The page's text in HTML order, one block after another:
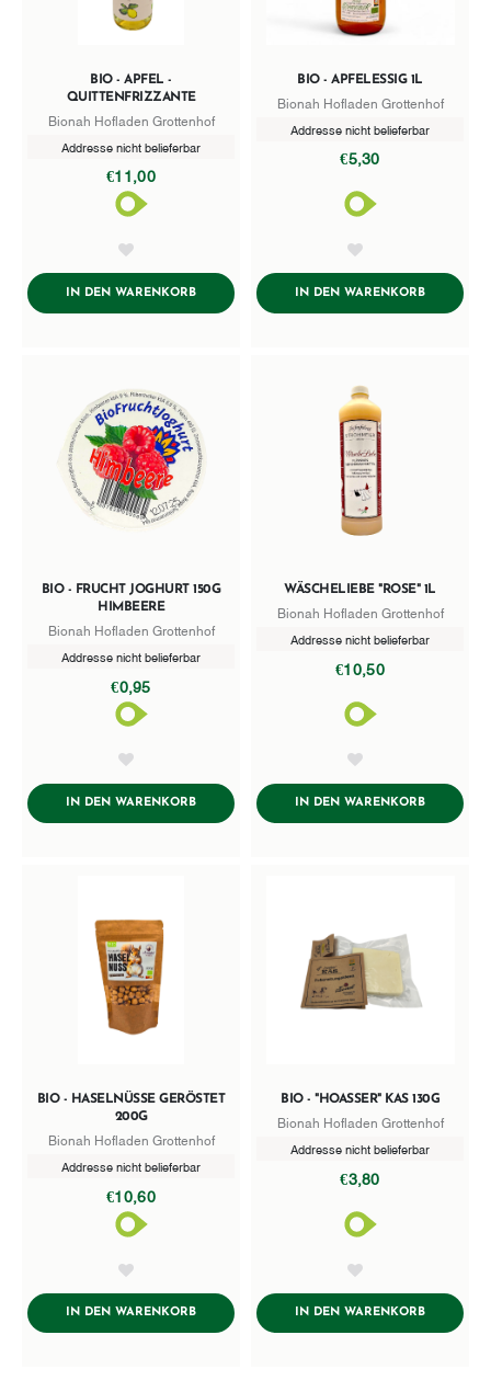
BIO - APFEL -
QUITTENFRIZZANTE
Bionah Hofladen Grottenhof
Addresse nicht belieferbar
€11,00
IN DEN WARENKORBADDTOCART
BIO - APFELESSIG 1L
Bionah Hofladen Grottenhof
Addresse nicht belieferbar
€5,30
IN DEN WARENKORB
BIO - FRUCHT JOGHURT 150G
HIMBEERE
Bionah Hofladen Grottenhof
Addresse nicht belieferbar
€0,95
IN DEN WARENKORBADDTOCART
WÄSCHELIEBE "ROSE" 1L
Bionah Hofladen Grottenhof
Addresse nicht belieferbar
€10,50
IN DEN WARENKORB
BIO - HASELNÜSSE GERÖSTET
200G
Bionah Hofladen Grottenhof
Addresse nicht belieferbar
€10,60
IN DEN WARENKORBADDTOCART
BIO - "HOASSER" KAS 130G
Bionah Hofladen Grottenhof
Addresse nicht belieferbar
€3,80
IN DEN WARENKORB